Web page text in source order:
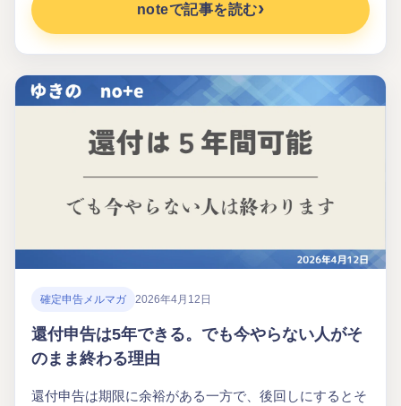
noteで記事を読む
確定申告メルマガ 2026年4月12日
還付申告は5年できる。でも今やらない人がそ
のまま終わる理由
還付申告は期限に余裕がある一方で、後回しにするとそ